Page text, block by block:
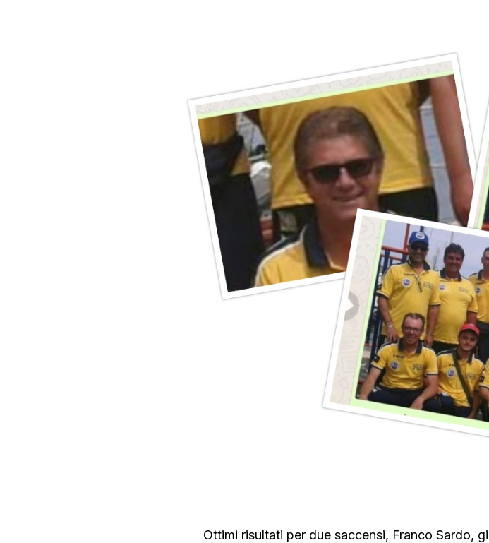
Ottimi risultati per due saccensi, Franco Sardo,